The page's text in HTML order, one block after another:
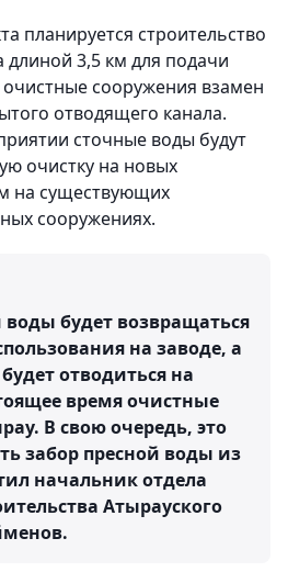
планируется строительство
длиной 3,5 км для подачи
сооружения взамен
отводящего канала.
сточные воды будут
очистку на новых
на существующих
сооружениях.
будет возвращаться
на заводе, а
отводиться на
время очистные
В свою очередь, это
забор пресной воды из
начальник отдела
Атырауского